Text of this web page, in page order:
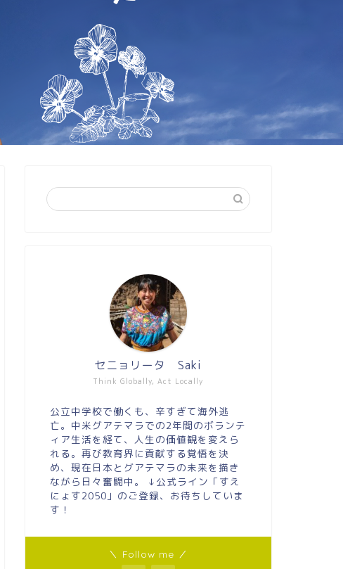
Think Globally, Act Locally
セニョリータ Saki
公立中学校で働くも、辛すぎて海外逃
亡。中米グアテマラでの2年間のボランテ
ィア生活を経て、人生の価値観を変えら
れる。再び教育界に貢献する覚悟を決
め、現在日本とグアテマラの未来を描き
ながら日々奮闘中。 ↓公式ライン「すえ
にょす2050」のご登録、お待ちしていま
す！
＼ Follow me ／